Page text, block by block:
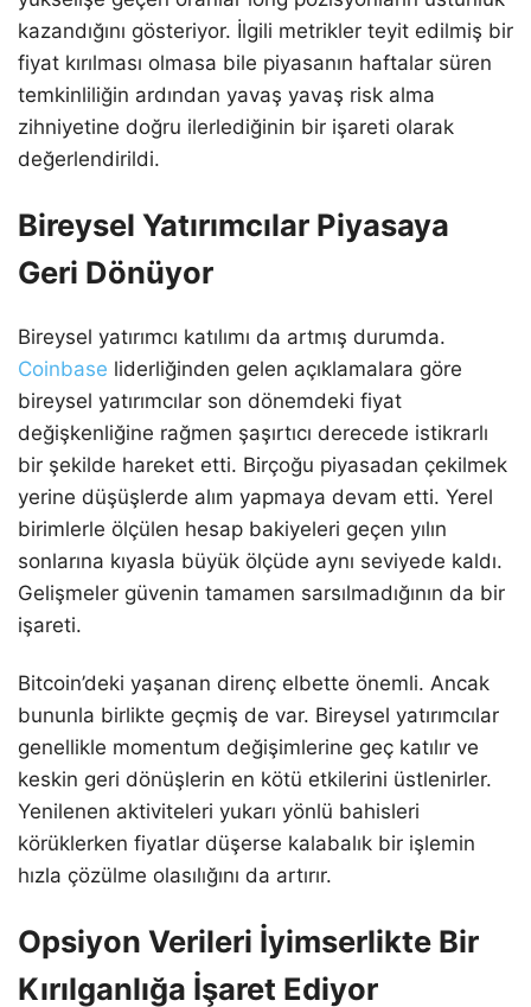
kazandığını gösteriyor. İlgili metrikler teyit edilmiş bir
fiyat kırılması olmasa bile piyasanın haftalar süren
temkinliliğin ardından yavaş yavaş risk alma
zihniyetine doğru ilerlediğinin bir işareti olarak
değerlendirildi.
Bireysel Yatırımcılar Piyasaya
Geri Dönüyor
Bireysel yatırımcı katılımı da artmış durumda.
Coinbase liderliğinden gelen açıklamalara göre
bireysel yatırımcılar son dönemdeki fiyat
değişkenliğine rağmen şaşırtıcı derecede istikrarlı
bir şekilde hareket etti. Birçoğu piyasadan çekilmek
yerine düşüşlerde alım yapmaya devam etti. Yerel
birimlerle ölçülen hesap bakiyeleri geçen yılın
sonlarına kıyasla büyük ölçüde aynı seviyede kaldı.
Gelişmeler güvenin tamamen sarsılmadığının da bir
işareti.
Bitcoin’deki yaşanan direnç elbette önemli. Ancak
bununla birlikte geçmiş de var. Bireysel yatırımcılar
genellikle momentum değişimlerine geç katılır ve
keskin geri dönüşlerin en kötü etkilerini üstlenirler.
Yenilenen aktiviteleri yukarı yönlü bahisleri
körüklerken fiyatlar düşerse kalabalık bir işlemin
hızla çözülme olasılığını da artırır.
Opsiyon Verileri İyimserlikte Bir
Kırılganlığa İşaret Ediyor